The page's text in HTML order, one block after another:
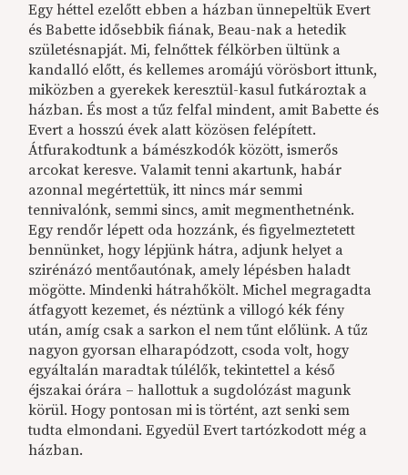
Egy héttel ezelőtt ebben a házban ünnepeltük Evert
és Babette idősebbik fiának, Beau-nak a hetedik
születésnapját. Mi, felnőttek félkörben ültünk a
kandalló előtt, és kellemes aromájú vörösbort ittunk,
miközben a gyerekek keresztül-kasul futkároztak a
házban. És most a tűz felfal mindent, amit Babette és
Evert a hosszú évek alatt közösen felépített.
Átfurakodtunk a bámészkodók között, ismerős
arcokat keresve. Valamit tenni akartunk, habár
azonnal megértettük, itt nincs már semmi
tennivalónk, semmi sincs, amit megmenthetnénk.
Egy rendőr lépett oda hozzánk, és figyelmeztetett
bennünket, hogy lépjünk hátra, adjunk helyet a
szirénázó mentőautónak, amely lépésben haladt
mögötte. Mindenki hátrahőkölt. Michel megragadta
átfagyott kezemet, és néztünk a villogó kék fény
után, amíg csak a sarkon el nem tűnt előlünk. A tűz
nagyon gyorsan elharapódzott, csoda volt, hogy
egyáltalán maradtak túlélők, tekintettel a késő
éjszakai órára – hallottuk a sugdolózást magunk
körül. Hogy pontosan mi is történt, azt senki sem
tudta elmondani. Egyedül Evert tartózkodott még a
házban.